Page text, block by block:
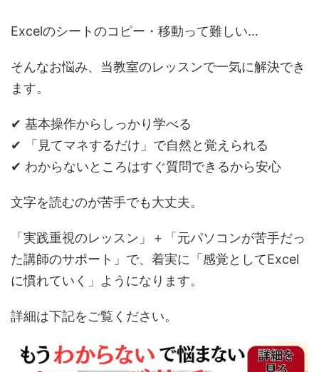
Excelのシートのコピー・移動って難しい…
そんなお悩み、当教室のレッスンで一気に解決でき
ます。
✔ 基本操作からしっかり学べる
✔ 「見てマネするだけ」で自然と覚えられる
✔ わからないところはすぐ質問できるから安心
文字を読むのが苦手でも大丈夫。
「実践重視のレッスン」＋「元パソコンが苦手だっ
た講師のサポート」で、着実に「感覚としてExcel
に慣れていく」ようになります。
詳細は下記をご覧ください。